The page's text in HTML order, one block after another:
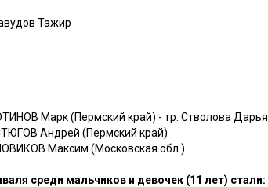
Тажир
Марк (Пермский край) - тр. Стволова Дарья
Андрей (Пермский край)
Максим (Московская обл.)
среди мальчиков и девочек (11 лет) стали: